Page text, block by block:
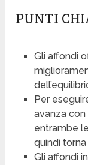
PUNTI
Gli affondi
Per
avanza con
entrambe
quindi
Gli affondi